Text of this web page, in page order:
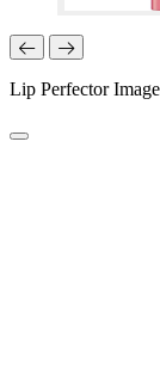
Lip Perfector